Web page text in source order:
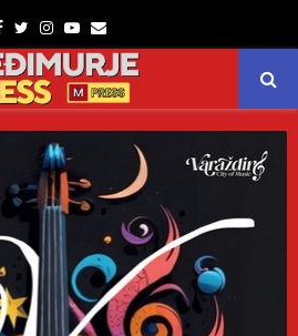
Facebook
TwitterInstagram
Youtube
Email